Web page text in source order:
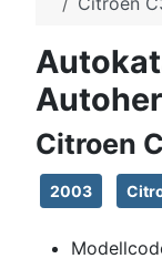
Citroen
2003